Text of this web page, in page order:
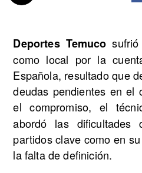
Deportes Temuco
como local por la
Española, resultado que
deudas pendientes en el
el compromiso, el
abordó las dificultades
partidos clave como en
la falta de definición.